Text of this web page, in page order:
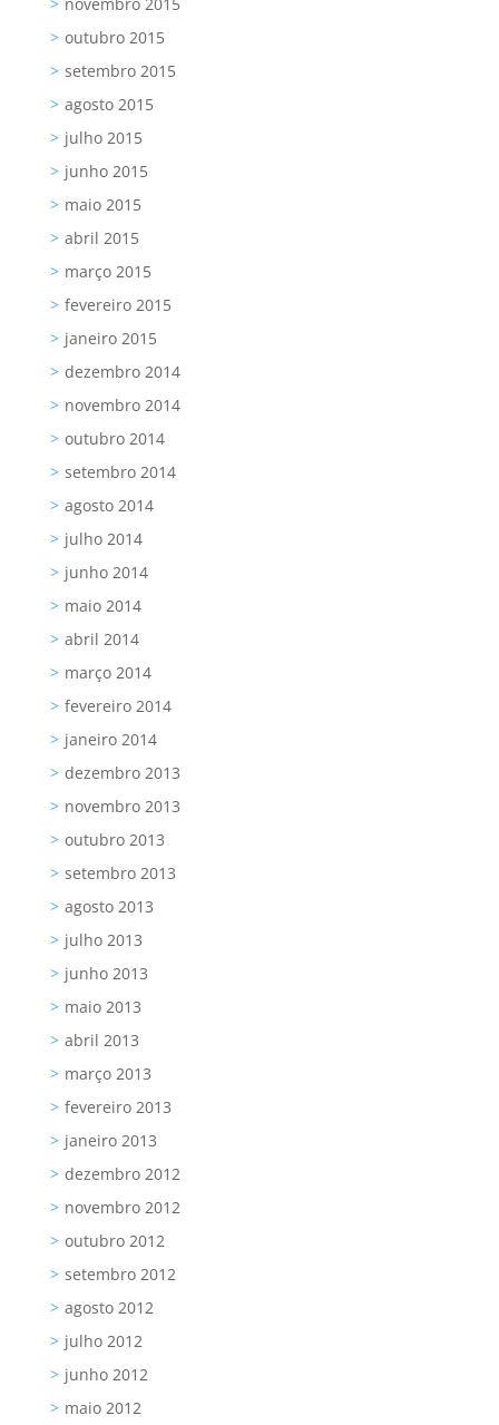
outubro 2015
setembro 2015
agosto 2015
julho 2015
junho 2015
maio 2015
abril 2015
março 2015
fevereiro 2015
janeiro 2015
dezembro 2014
novembro 2014
outubro 2014
setembro 2014
agosto 2014
julho 2014
junho 2014
maio 2014
abril 2014
março 2014
fevereiro 2014
janeiro 2014
dezembro 2013
novembro 2013
outubro 2013
setembro 2013
agosto 2013
julho 2013
junho 2013
maio 2013
abril 2013
março 2013
fevereiro 2013
janeiro 2013
dezembro 2012
novembro 2012
outubro 2012
setembro 2012
agosto 2012
julho 2012
junho 2012
maio 2012